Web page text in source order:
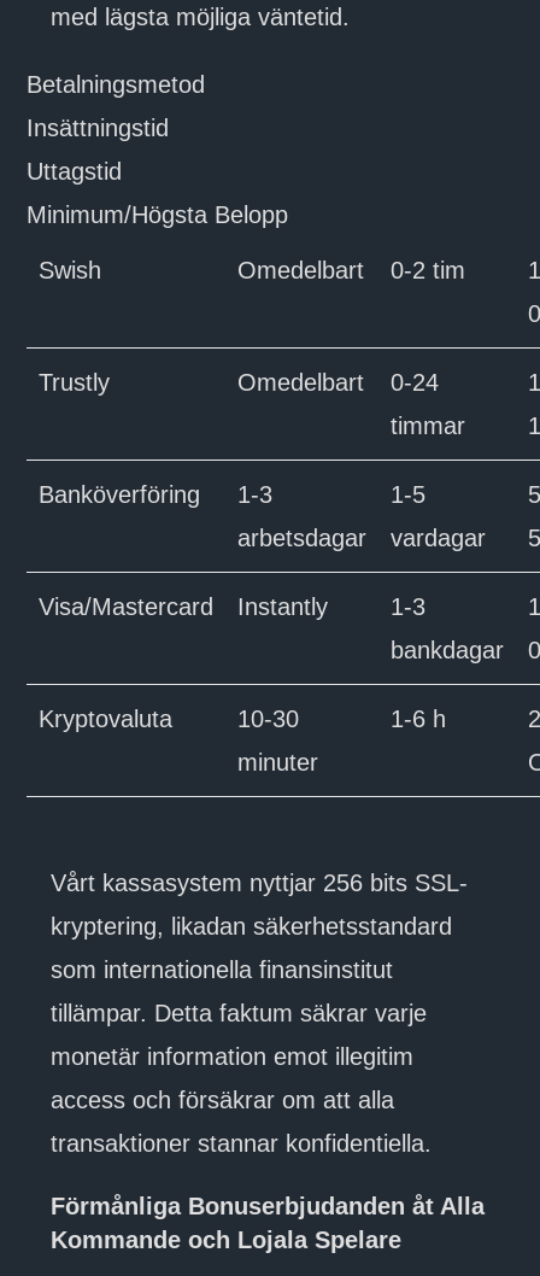
med lägsta möjliga väntetid.
Betalningsmetod
Insättningstid
Uttagstid
Minimum/Högsta Belopp
Swish Omedelbart 0-2 tim
Trustly Omedelbart
0-24
timmar
Banköverföring
1-3
arbetsdagar
1-5
vardagar
Visa/Mastercard Instantly
1-3
bankdagar
Kryptovaluta
10-30
minuter
1-6 h
Vårt kassasystem nyttjar 256 bits SSL-
kryptering, likadan säkerhetsstandard
som internationella finansinstitut
tillämpar. Detta faktum säkrar varje
monetär information emot illegitim
access och försäkrar om att alla
transaktioner stannar konfidentiella.
Förmånliga Bonuserbjudanden åt Alla
Kommande och Lojala Spelare